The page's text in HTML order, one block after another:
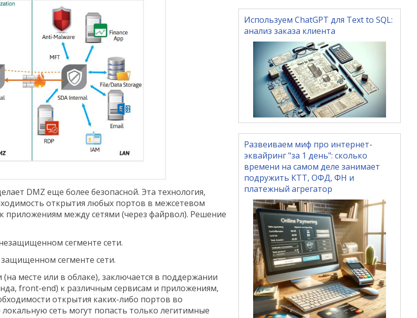
DMZ еще более безопасной. Эта технология,
открытия любых портов в межсетевом
приложениям между сетями (через файрвол). Решение
сегменте сети.
сегменте сети.
месте или в облаке), заключается в поддержании
front-end) к различным сервисам и приложениям,
открытия каких-либо портов во
сеть могут попасть только легитимные
Используем ChatGPT для Text to SQL:
анализ заказа клиента
Развеиваем миф про интернет-
эквайринг "за 1 день": сколько
времени на самом деле занимает
подружить КТТ, ОФД, ФН и
платежный агрегатор